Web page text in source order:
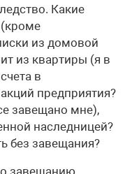
Какие
из домовой
из квартиры (я в
в
предприятия?
завещано мне),
наследницей?
без завещания?
завещанию